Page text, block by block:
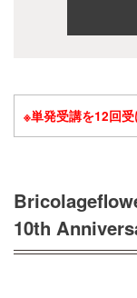
※単発受講を12回
10th